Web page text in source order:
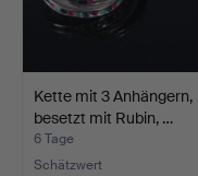
Kette mit 3 Anhängern,
besetzt mit Rubin, …
6 Tage
Schätzwert